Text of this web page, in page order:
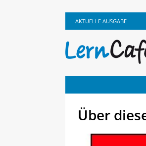
AKTUELLE AUSGABE
Über